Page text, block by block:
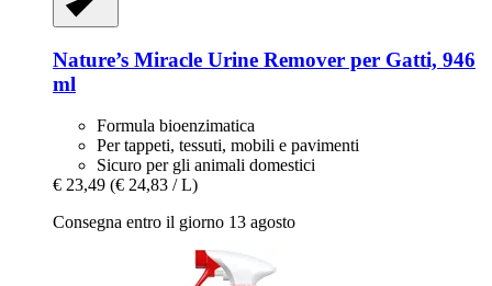
Nature’s Miracle Urine Remover per Gatti, 946
ml
Formula bioenzimatica
Per tappeti, tessuti, mobili e pavimenti
Sicuro per gli animali domestici
€ 23,49 (€ 24,83 / L)
Consegna entro il giorno 13 agosto